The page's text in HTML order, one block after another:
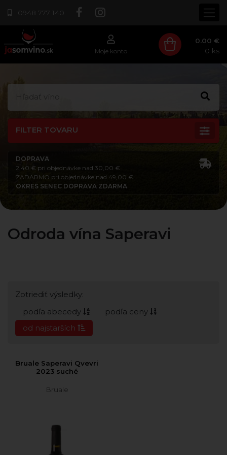
0948 777 140
Moje konto
0.00 €
0 ks
FILTER TOVARU
DOPRAVA
2,40 € pri objednávke nad 30,00 €
ZADARMO pri objednávke nad 49,00 €
OKRES SENEC DOPRAVA ZDARMA
Odroda vína Saperavi
Zotriediť výsledky:
podľa abecedy
podľa ceny
od najstarších
Bruale Saperavi Qvevri
2023 suché
Bruale